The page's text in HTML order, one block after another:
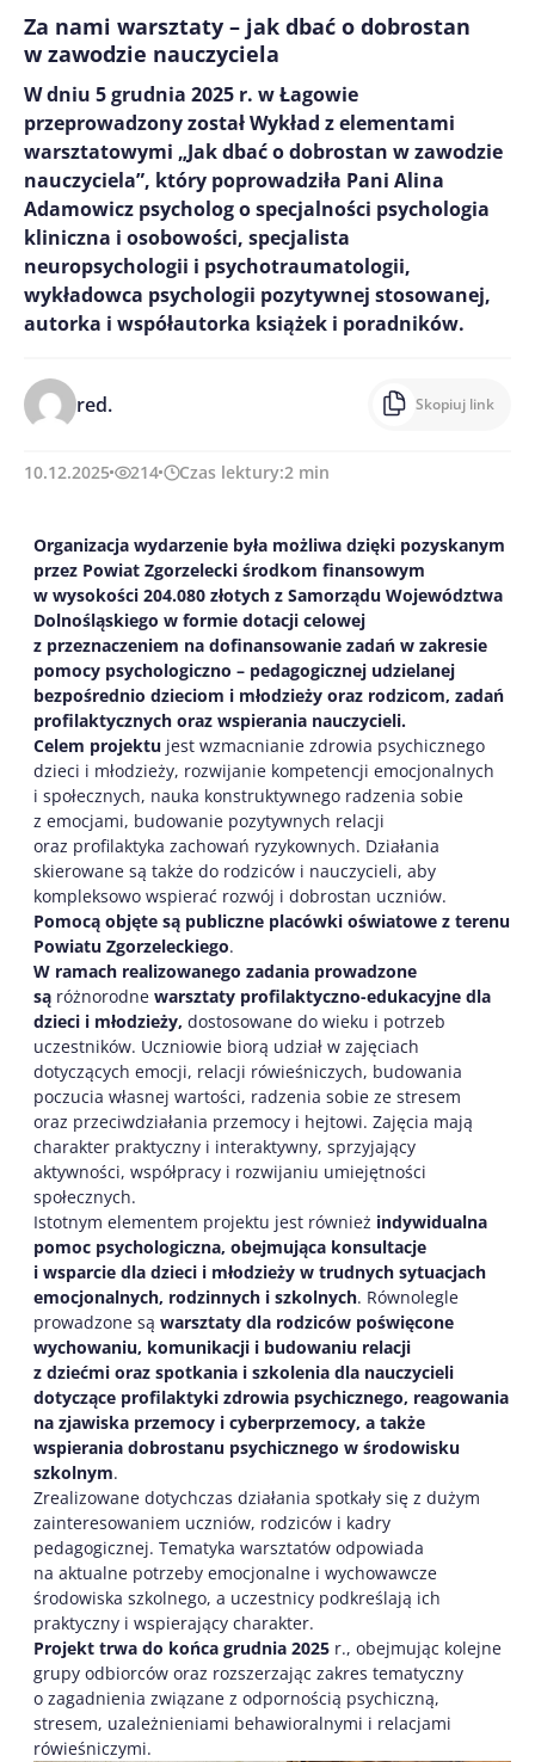
Za nami warsztaty – jak dbać o dobrostan
w zawodzie nauczyciela
W dniu 5 grudnia 2025 r. w Łagowie
przeprowadzony został Wykład z elementami
warsztatowymi „Jak dbać o dobrostan w zawodzie
nauczyciela”, który poprowadziła Pani Alina
Adamowicz psycholog o specjalności psychologia
kliniczna i osobowości, specjalista
neuropsychologii i psychotraumatologii,
wykładowca psychologii pozytywnej stosowanej,
autorka i współautorka książek i poradników.
red. Skopiuj link
10.12.2025 214 Czas lektury:2 min
Organizacja wydarzenie była możliwa dzięki pozyskanym
przez Powiat Zgorzelecki środkom finansowym
w wysokości 204.080 złotych z Samorządu Województwa
Dolnośląskiego w formie dotacji celowej
z przeznaczeniem na dofinansowanie zadań w zakresie
pomocy psychologiczno – pedagogicznej udzielanej
bezpośrednio dzieciom i młodzieży oraz rodzicom, zadań
profilaktycznych oraz wspierania nauczycieli.
Celem projektu jest wzmacnianie zdrowia psychicznego
dzieci i młodzieży, rozwijanie kompetencji emocjonalnych
i społecznych, nauka konstruktywnego radzenia sobie
z emocjami, budowanie pozytywnych relacji
oraz profilaktyka zachowań ryzykownych. Działania
skierowane są także do rodziców i nauczycieli, aby
kompleksowo wspierać rozwój i dobrostan uczniów.
Pomocą objęte są publiczne placówki oświatowe z terenu
Powiatu Zgorzeleckiego.
W ramach realizowanego zadania prowadzone
są różnorodne warsztaty profilaktyczno-edukacyjne dla
dzieci i młodzieży, dostosowane do wieku i potrzeb
uczestników. Uczniowie biorą udział w zajęciach
dotyczących emocji, relacji rówieśniczych, budowania
poczucia własnej wartości, radzenia sobie ze stresem
oraz przeciwdziałania przemocy i hejtowi. Zajęcia mają
charakter praktyczny i interaktywny, sprzyjający
aktywności, współpracy i rozwijaniu umiejętności
społecznych.
Istotnym elementem projektu jest również indywidualna
pomoc psychologiczna, obejmująca konsultacje
i wsparcie dla dzieci i młodzieży w trudnych sytuacjach
emocjonalnych, rodzinnych i szkolnych. Równolegle
prowadzone są warsztaty dla rodziców poświęcone
wychowaniu, komunikacji i budowaniu relacji
z dziećmi oraz spotkania i szkolenia dla nauczycieli
dotyczące profilaktyki zdrowia psychicznego, reagowania
na zjawiska przemocy i cyberprzemocy, a także
wspierania dobrostanu psychicznego w środowisku
szkolnym.
Zrealizowane dotychczas działania spotkały się z dużym
zainteresowaniem uczniów, rodziców i kadry
pedagogicznej. Tematyka warsztatów odpowiada
na aktualne potrzeby emocjonalne i wychowawcze
środowiska szkolnego, a uczestnicy podkreślają ich
praktyczny i wspierający charakter.
Projekt trwa do końca grudnia 2025 r., obejmując kolejne
grupy odbiorców oraz rozszerzając zakres tematyczny
o zagadnienia związane z odpornością psychiczną,
stresem, uzależnieniami behawioralnymi i relacjami
rówieśniczymi.